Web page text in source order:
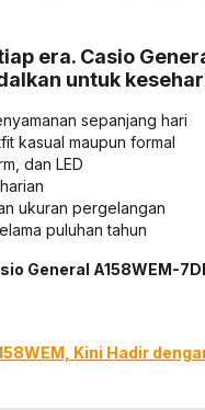
era. Casio
untuk
sepanjang hari
kasual maupun formal
dan LED
ukuran pergelangan
puluhan tahun
General A158WEM-
Kini Hadir